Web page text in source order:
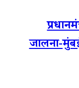
जालना-